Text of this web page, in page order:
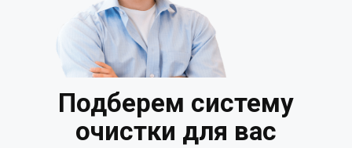
Подберем систему
очистки для вас